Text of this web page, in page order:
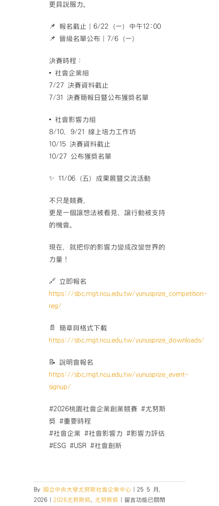
更具說服力。
📌 報名截止｜6/22（一）中午12:00
📌 晉級名單公布｜7/6（一）
決賽時程：
▪ 社會企業組
7/27 決賽資料截止
7/31 決賽簡報日暨公布獲獎名單
▪ 社會影響力組
8/10、9/21 線上培力工作坊
10/15 決賽資料截止
10/27 公布獲獎名單
✨ 11/06（五）成果展暨交流活動
不只是競賽，
更是一個讓想法被看見、讓行動被支持
的機會。
現在，就把你的影響力變成改變世界的
力量！
🔗 立即報名
https://sbc.mgt.ncu.edu.tw/yunusprize_competition-
reg/
📄 簡章與格式下載
https://sbc.mgt.ncu.edu.tw/yunusprize_downloads/
📝 說明會報名
https://sbc.mgt.ncu.edu.tw/yunusprize_event-
signup/
#2026桃園社會企業創業競賽 #尤努斯
獎 #重要時程
#社會企業 #社會影響力 #影響力評估
#ESG #USR #社會創新
By 國立中央大學尤努斯社會企業中心
25 5 月,
2026
2026尤努斯獎, 尤努斯獎 在
留言功能已關閉